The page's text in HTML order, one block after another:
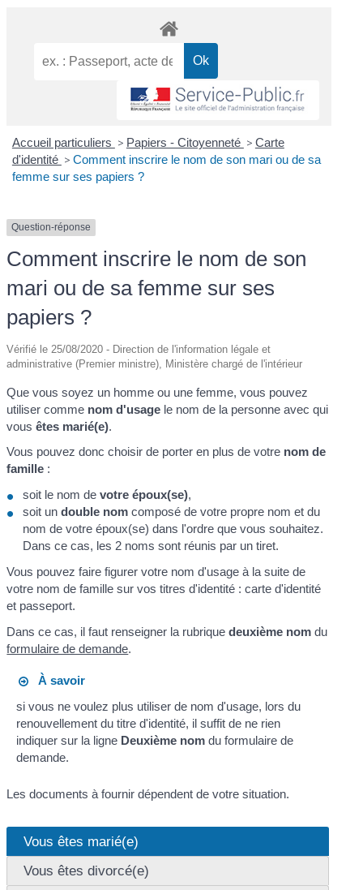
Accueil particuliers > Papiers - Citoyenneté > Carte
d'identité > Comment inscrire le nom de son mari ou de sa
femme sur ses papiers ?
Question-réponse
Comment inscrire le nom de son
mari ou de sa femme sur ses
papiers ?
Vérifié le 25/08/2020 - Direction de l'information légale et
administrative (Premier ministre), Ministère chargé de l'intérieur
Que vous soyez un homme ou une femme, vous pouvez
utiliser comme nom d'usage le nom de la personne avec qui
vousêtes marié(e).
Vous pouvez donc choisir de porter en plus de votre nom de
famille :
soit le nom devotre époux(se),
soit undouble nom composé de votre propre nom et du
nom de votre époux(se) dans l'ordre que vous souhaitez.
Dans ce cas, les 2 noms sont réunis par un tiret.
Vous pouvez faire figurer votre nom d'usage à la suite de
votre nom de famille sur vos titres d'identité : carte d'identité
et passeport.
Dans ce cas, il faut renseigner la rubriquedeuxième nom du
formulaire de demande.
À savoir
si vous ne voulez plus utiliser de nom d'usage, lors du
renouvellement du titre d'identité, il suffit de ne rien
indiquer sur la ligne Deuxième nomdu formulaire de
demande.
Les documents à fournir dépendent de votre situation.
Vous êtes marié(e)
Vous êtes divorcé(e)